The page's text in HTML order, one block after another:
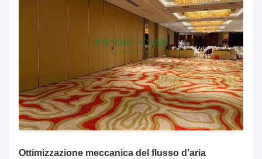
Ottimizzazione meccanica del flusso d'aria